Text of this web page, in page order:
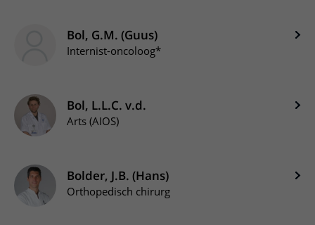
Bol, G.M. (Guus)
Internist-oncoloog*
Bol, L.L.C. v.d.
Arts (AIOS)
Bolder, J.B. (Hans)
Orthopedisch chirurg